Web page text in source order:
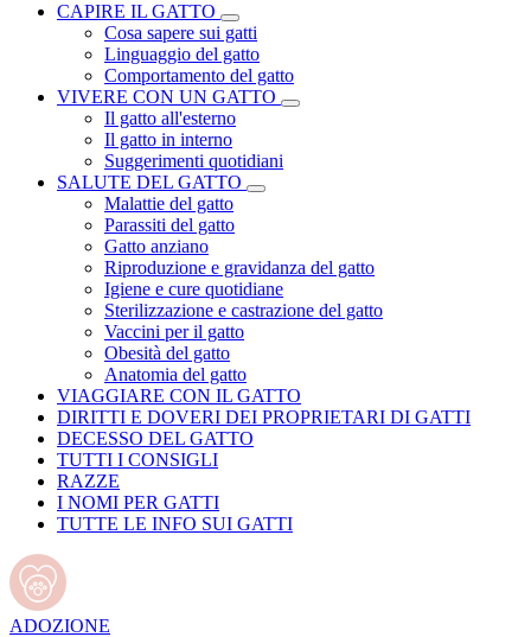
CAPIRE IL GATTO
Cosa sapere sui gatti
Linguaggio del gatto
Comportamento del gatto
VIVERE CON UN GATTO
Il gatto all'esterno
Il gatto in interno
Suggerimenti quotidiani
SALUTE DEL GATTO
Malattie del gatto
Parassiti del gatto
Gatto anziano
Riproduzione e gravidanza del gatto
Igiene e cure quotidiane
Sterilizzazione e castrazione del gatto
Vaccini per il gatto
Obesità del gatto
Anatomia del gatto
VIAGGIARE CON IL GATTO
DIRITTI E DOVERI DEI PROPRIETARI DI GATTI
DECESSO DEL GATTO
TUTTI I CONSIGLI
RAZZE
I NOMI PER GATTI
TUTTE LE INFO SUI GATTI
ADOZIONE